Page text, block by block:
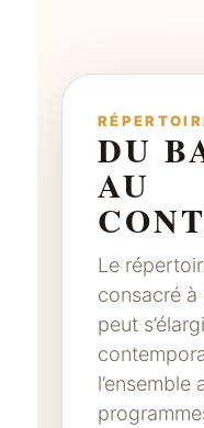
DU
AU
Le
consacré à
peut